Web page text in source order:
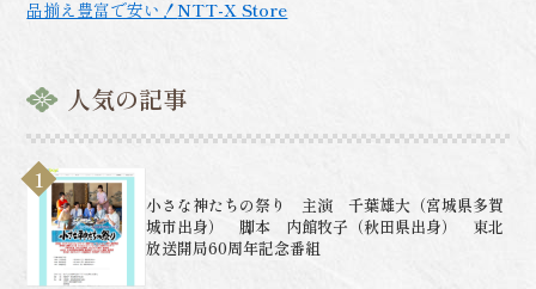
品揃え豊富で安い！NTT-X Store
人気の記事
小さな神たちの祭り 主演 千葉雄大（宮城県多賀
城市出身） 脚本 内館牧子（秋田県出身） 東北
放送開局60周年記念番組